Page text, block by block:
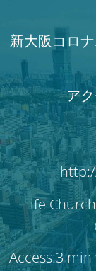
新大阪コロ
ア
Life
Access:3